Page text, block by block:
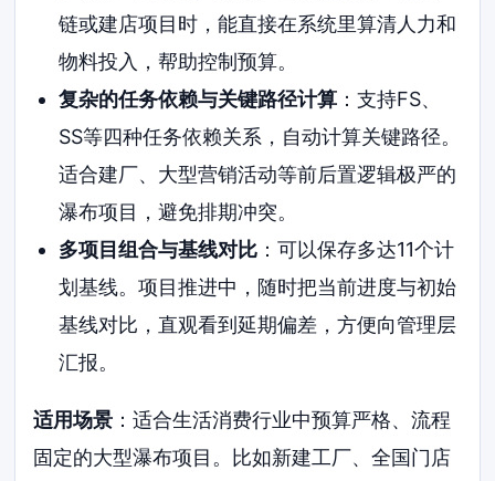
链或建店项目时，能直接在系统里算清人力和
物料投入，帮助控制预算。
复杂的任务依赖与关键路径计算：支持FS、
SS等四种任务依赖关系，自动计算关键路径。
适合建厂、大型营销活动等前后置逻辑极严的
瀑布项目，避免排期冲突。
多项目组合与基线对比：可以保存多达11个计
划基线。项目推进中，随时把当前进度与初始
基线对比，直观看到延期偏差，方便向管理层
汇报。
适用场景 ：适合生活消费行业中预算严格、流程
固定的大型瀑布项目。比如新建工厂、全国门店